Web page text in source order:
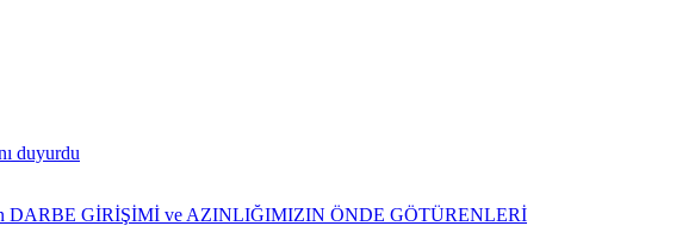
duyurdu
GİRİŞİMİ ve AZINLIĞIMIZIN ÖNDE GÖTÜRENLERİ